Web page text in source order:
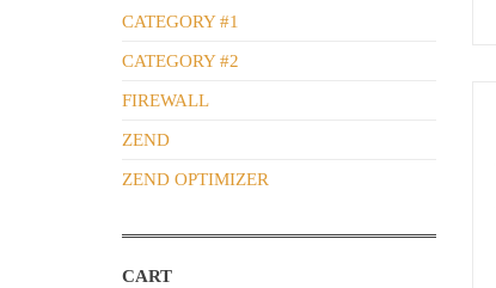
CATEGORY #1
CATEGORY #2
FIREWALL
ZEND
ZEND OPTIMIZER
CART